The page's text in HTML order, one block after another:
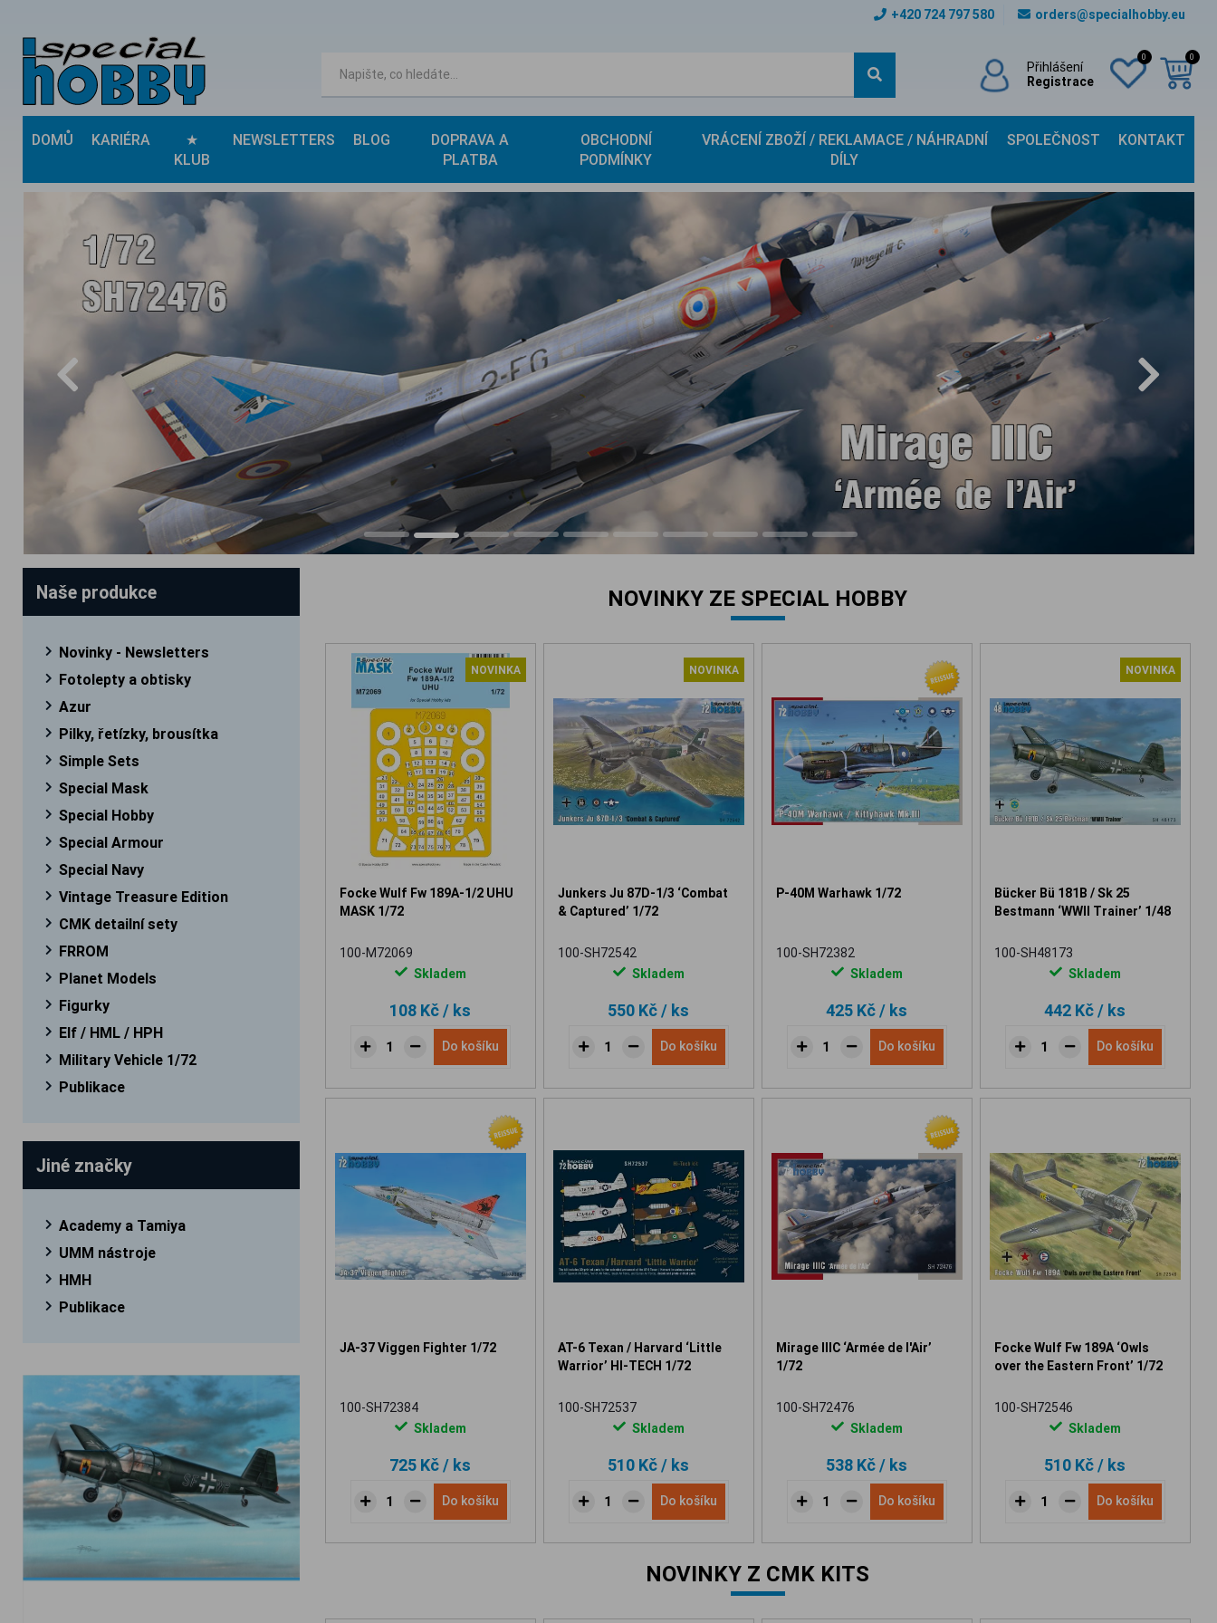
orders@specialhobby.eu
+420 724 797 580
Přihlášení
Registrace
0 0
DOMŮ KARIÉRA
★
KLUB
NEWSLETTERS BLOG
DOPRAVA A
PLATBA
OBCHODNÍ
PODMÍNKY
VRÁCENÍ ZBOŽÍ / REKLAMACE / NÁHRADNÍ
DÍLY
SPOLEČNOST KONTAKT
Naše produkce
Novinky - Newsletters
Fotolepty a obtisky
Azur
Pilky, řetízky, brousítka
Simple Sets
Special Mask
Special Hobby
Special Armour
Special Navy
Vintage Treasure Edition
CMK detailní sety
FRROM
Planet Models
Figurky
Elf / HML / HPH
Military Vehicle 1/72
Publikace
Jiné značky
Academy a Tamiya
UMM nástroje
HMH
Publikace
NOVINKY ZE SPECIAL HOBBY
NOVINKA
Focke Wulf Fw 189A-1/2 UHU
MASK 1/72
100-M72069
Skladem
108 Kč/ ks
Do košíku
NOVINKA
Junkers Ju 87D-1/3 ‘Combat
& Captured’ 1/72
100-SH72542
Skladem
550 Kč/ ks
Do košíku
P-40M Warhawk 1/72
100-SH72382
Skladem
425 Kč/ ks
Do košíku
NOVINKA
Bücker Bü 181B / Sk 25
Bestmann ‘WWII Trainer’ 1/48
100-SH48173
Skladem
442 Kč/ ks
Do košíku
JA-37 Viggen Fighter 1/72
100-SH72384
Skladem
725 Kč/ ks
Do košíku
AT-6 Texan / Harvard ‘Little
Warrior’ HI-TECH 1/72
100-SH72537
Skladem
510 Kč/ ks
Do košíku
Mirage IIIC ‘Armée de l'Air’
1/72
100-SH72476
Skladem
538 Kč/ ks
Do košíku
Focke Wulf Fw 189A ‘Owls
over the Eastern Front’ 1/72
100-SH72546
Skladem
510 Kč/ ks
Do košíku
NOVINKY Z CMK KITS